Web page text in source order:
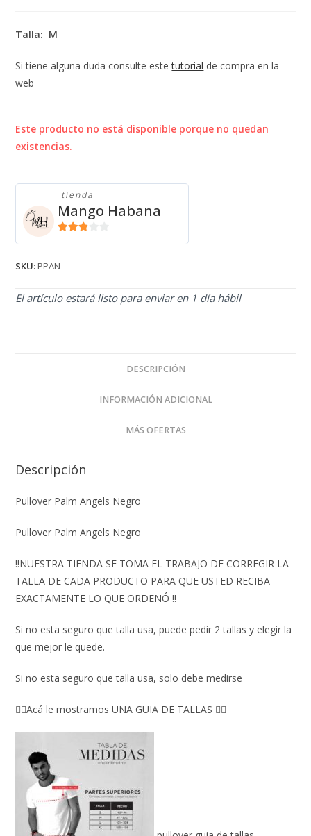
Talla: M
Si tiene alguna duda consulte estetutorial de compra en la
web
Este producto no está disponible porque no quedan
existencias.
tienda
Mango Habana
SKU:PPAN
El artículo estará listo para enviar en 1 día hábil
DESCRIPCIÓN
INFORMACIÓN ADICIONAL
MÁS OFERTAS
Descripción
Pullover Palm Angels Negro
Pullover Palm Angels Negro
‼️NUESTRA TIENDA SE TOMA EL TRABAJO DE CORREGIR LA
TALLA DE CADA PRODUCTO PARA QUE USTED RECIBA
EXACTAMENTE LO QUE ORDENÓ ‼️
Si no esta seguro que talla usa, puede pedir 2 tallas y elegir la
que mejor le quede.
Si no esta seguro que talla usa, solo debe medirse
👇🏼Acá le mostramos UNA GUIA DE TALLAS 👇🏻